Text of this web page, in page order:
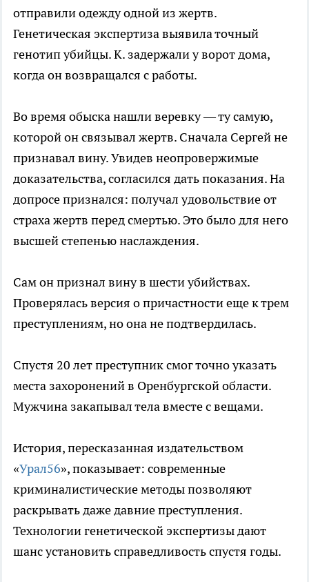
отправили одежду одной из жертв.
Генетическая экспертиза выявила точный
генотип убийцы. К. задержали у ворот дома,
когда он возвращался с работы.
Во время обыска нашли веревку — ту самую,
которой он связывал жертв. Сначала Сергей не
признавал вину. Увидев неопровержимые
доказательства, согласился дать показания. На
допросе признался: получал удовольствие от
страха жертв перед смертью. Это было для него
высшей степенью наслаждения.
Сам он признал вину в шести убийствах.
Проверялась версия о причастности еще к трем
преступлениям, но она не подтвердилась.
Спустя 20 лет преступник смог точно указать
места захоронений в Оренбургской области.
Мужчина закапывал тела вместе с вещами.
История, пересказанная издательством
«Урал56», показывает: современные
криминалистические методы позволяют
раскрывать даже давние преступления.
Технологии генетической экспертизы дают
шанс установить справедливость спустя годы.